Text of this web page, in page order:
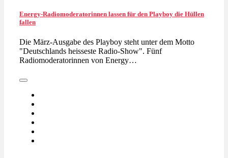
Energy-Radiomoderatorinnen lassen für den Playboy die Hüllen
fallen
Die März-Ausgabe des Playboy steht unter dem Motto
"Deutschlands heisseste Radio-Show". Fünf
Radiomoderatorinnen von Energy…